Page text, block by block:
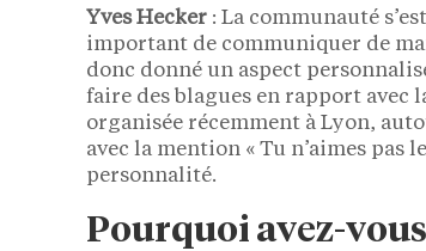
Yves Hecker : La communauté
important de communiquer de
donc donné un aspect
faire des blagues en rapport avec
organisée récemment à Lyon,
avec la mention « Tu n’aimes pas
personnalité.
Pourquoi avez-